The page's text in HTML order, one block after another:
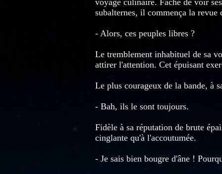
voyage culinaire. Fâché de voir
subalternes, il commença la revue
- Alors, ces peuples libres ?
Le tremblement inhabituel de sa
attirer l'attention. Cet épuisant
Le plus courageux de la bande, à
- Bah, ils le sont toujours.
Fidèle à sa réputation de brute
cinglante qu'à l'accoutumée.
- Je sais bien bougre d'âne !